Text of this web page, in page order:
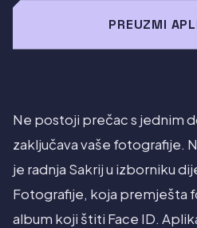
PREUZMI
Ne postoji prečac s jednim
zaključava vaše fotografije.
je radnja Sakrij u izborniku
Fotografije, koja premješta
album koji štiti Face ID.